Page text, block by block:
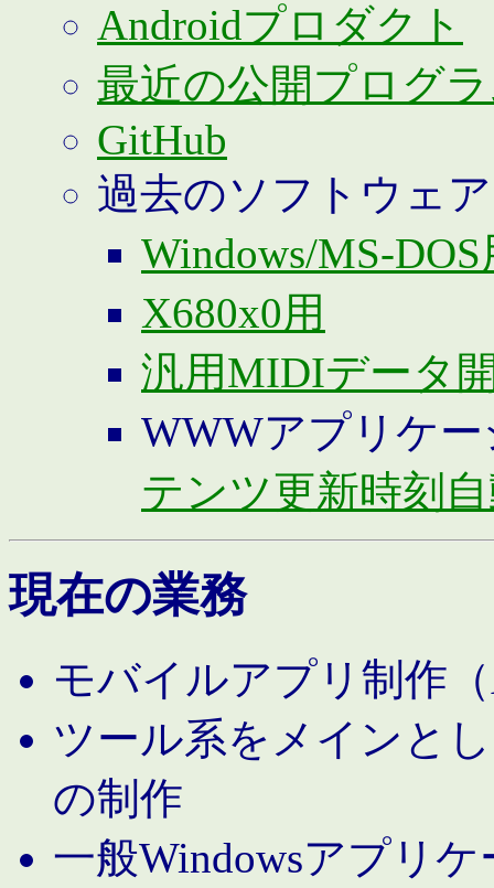
Androidプロダクト
最近の公開プログ
GitHub
過去のソフトウェア
Windows/MS-DOS
X680x0用
汎用MIDIデータ
WWWアプリケ
テンツ更新時刻
現在の業務
モバイルアプリ制作
ツール系をメインと
の制作
一般Windowsアプリ